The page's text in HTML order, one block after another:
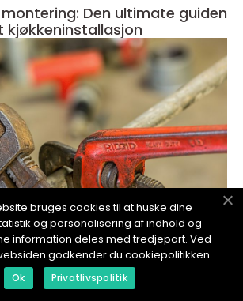
Den ultimate guiden
kjøkkeninstallasjon
bruges cookies til at huske dine
og personalisering af indhold og
information deles med tredjepart. Ved
godkender du cookiepolitikken.
Ok Privatlivspolitik